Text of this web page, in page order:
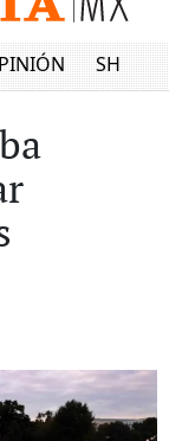
SHOW